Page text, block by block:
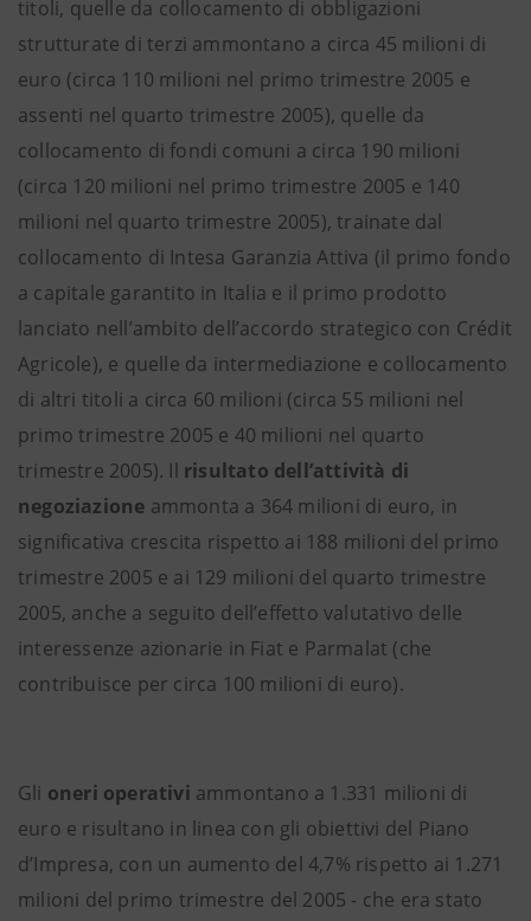
titoli, quelle da collocamento di obbligazioni
strutturate di terzi ammontano a circa 45 milioni di
euro (circa 110 milioni nel primo trimestre 2005 e
assenti nel quarto trimestre 2005), quelle da
collocamento di fondi comuni a circa 190 milioni
(circa 120 milioni nel primo trimestre 2005 e 140
milioni nel quarto trimestre 2005), trainate dal
collocamento di Intesa Garanzia Attiva (il primo fondo
a capitale garantito in Italia e il primo prodotto
lanciato nell’ambito dell’accordo strategico con Crédit
Agricole), e quelle da intermediazione e collocamento
di altri titoli a circa 60 milioni (circa 55 milioni nel
primo trimestre 2005 e 40 milioni nel quarto
trimestre 2005). Il risultato dell’attività di
negoziazione ammonta a 364 milioni di euro, in
significativa crescita rispetto ai 188 milioni del primo
trimestre 2005 e ai 129 milioni del quarto trimestre
2005, anche a seguito dell’effetto valutativo delle
interessenze azionarie in Fiat e Parmalat (che
contribuisce per circa 100 milioni di euro).
Gli oneri operativi ammontano a 1.331 milioni di
euro e risultano in linea con gli obiettivi del Piano
d’Impresa, con un aumento del 4,7% rispetto ai 1.271
milioni del primo trimestre del 2005 - che era stato